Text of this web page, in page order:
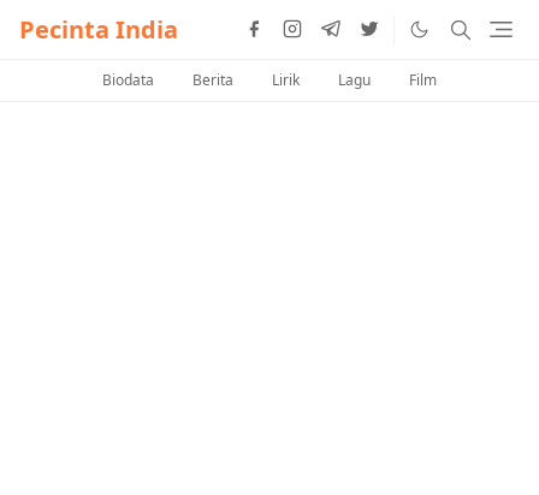
Pecinta India
Biodata Berita Lirik Lagu Film